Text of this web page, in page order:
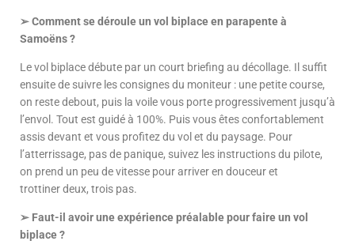
➢ Comment se déroule un vol biplace en parapente à
Samoëns ?
Le vol biplace débute par un court briefing au décollage. Il suffit
ensuite de suivre les consignes du moniteur : une petite course,
on reste debout, puis la voile vous porte progressivement jusqu’à
l’envol. Tout est guidé à 100%. Puisvous êtes confortablement
assis devant et vous profitez du vol et du paysage. Pour
l’atterrissage, pas de panique, suivez les instructions du pilote,
on prend un peu de vitesse pour arriver en douceur et
trottinerdeux, trois pas.
➢ Faut-il avoir une expérience préalable pour faire un vol
biplace ?